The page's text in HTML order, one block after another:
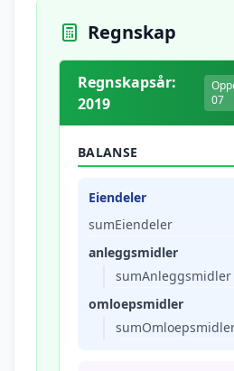
Regnskap
Regnskapsår:
2019
07
BALANSE
Eiendeler
sumEiendeler
anleggsmidler
sumAnleggsmidler
omloepsmidler